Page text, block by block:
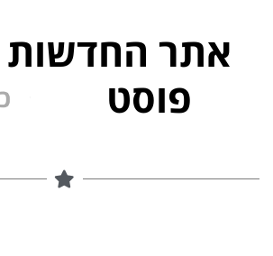
אתר החדשות
פוסט